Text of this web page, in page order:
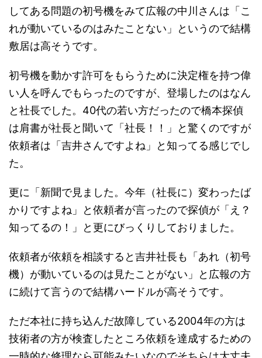
してある問題の初号機をみて広報の中川さんは「こ
れが動いているのはみたことない」というので結構
敷居は高そうです。
初号機を動かす許可をもらうために決定権を持つ偉
い人を呼んでもらったのですが、登場したのはなん
と社長でした。40代の若い方だったので橋本探偵
は肩書が社長と聞いて「社長！！」と驚くのですが
依頼者は「吉井さんですよね」と知ってる感じでし
た。
更に「新聞で見ました。今年（社長に）変わったば
かりですよね」と依頼者が言ったので探偵が「え？
知ってるの！」と更にびっくりしておりました。
依頼者が依頼を相談すると吉井社長も「あれ（初号
機）が動いているのは見たことがない」と広報の方
に続けて言うので結構ハードルが高そうです。
ただ本社に持ち込んだ故障している2004年の方は
技術者の方が検査したところ依頼を達成するための